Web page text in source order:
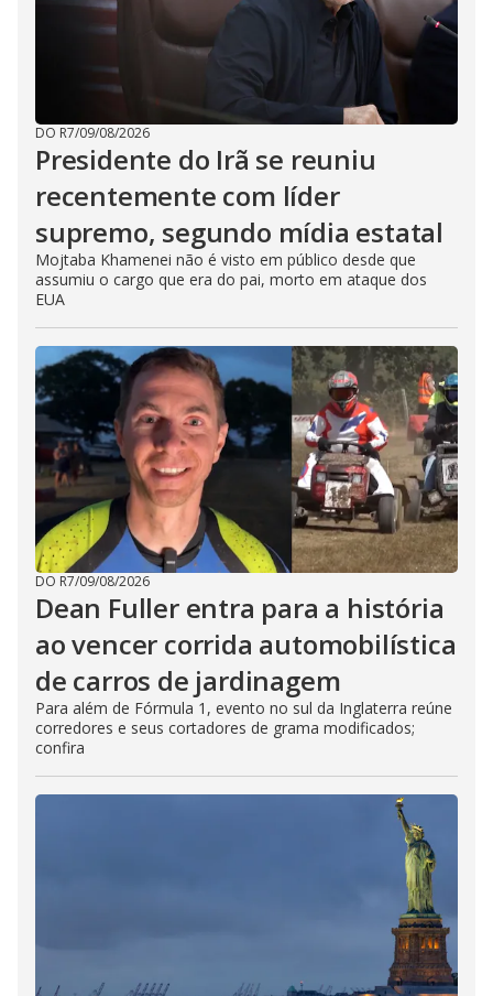
DO R7/09/08/2026
Presidente do Irã se reuniu
recentemente com líder
supremo, segundo mídia estatal
Mojtaba Khamenei não é visto em público desde que
assumiu o cargo que era do pai, morto em ataque dos
EUA
DO R7/09/08/2026
Dean Fuller entra para a história
ao vencer corrida automobilística
de carros de jardinagem
Para além de Fórmula 1, evento no sul da Inglaterra reúne
corredores e seus cortadores de grama modificados;
confira